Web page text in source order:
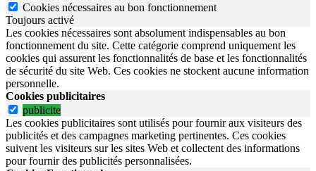
Cookies nécessaires au bon fonctionnement
Toujours activé
Les cookies nécessaires sont absolument indispensables au bon
fonctionnement du site. Cette catégorie comprend uniquement les
cookies qui assurent les fonctionnalités de base et les fonctionnalités
de sécurité du site Web. Ces cookies ne stockent aucune information
personnelle.
Cookies publicitaires
publicite
Les cookies publicitaires sont utilisés pour fournir aux visiteurs des
publicités et des campagnes marketing pertinentes. Ces cookies
suivent les visiteurs sur les sites Web et collectent des informations
pour fournir des publicités personnalisées.